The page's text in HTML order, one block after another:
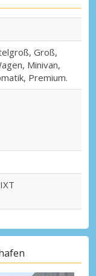
Groß,
Minivan,
Premium.